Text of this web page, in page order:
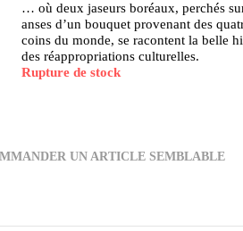
… oùdeux jaseurs boréaux, perchés
anses d’un bouquet provenant des
coins du monde, se racontent la belle
des réappropriations culturelles.
Rupture de stock
UN ARTICLE SEMBLABLE